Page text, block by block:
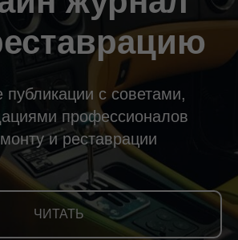
публикации с советами,
профессионалов
и реставрации
ЧИТАТЬ